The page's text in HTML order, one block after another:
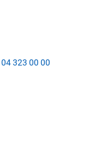
04 323 00 00